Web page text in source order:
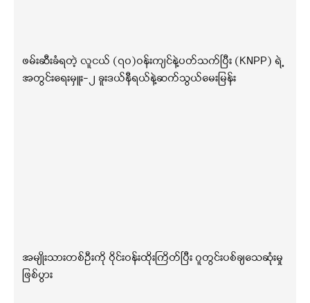
ဖမ်းဆီးခံရတဲ့ လူငယ် (၇၀)ဝန်းကျင်နဲ့ပတ်သက်ပြီး (KNPP) ရဲ့
အတွင်းရေးမှူး-၂ ခူးဒယ်နီရယ်နဲ့ဆက်သွယ်မေးမြန်း
အမျိုးသားတစ်ဦးကို ဝိုင်းဝန်းထိုးကြိတ်ပြီး ဂူတွင်းပစ်ချသေဆုံးမှု
ဖြစ်ပွား